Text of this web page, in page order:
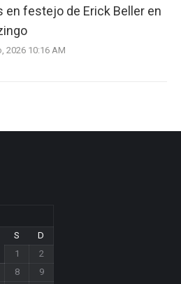
en festejo de Erick Beller en
2026 10:16 AM
S
D
1
2
8
9